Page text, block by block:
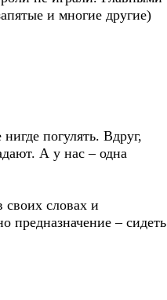
и многие другие)
погулять. Вдруг,
А у нас – одна
своих словах и
предназначение – сидеть